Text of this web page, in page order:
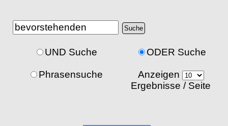
UND Suche
Phrasensuche
ODER Suche
Anzeigen
Ergebnisse / Seite